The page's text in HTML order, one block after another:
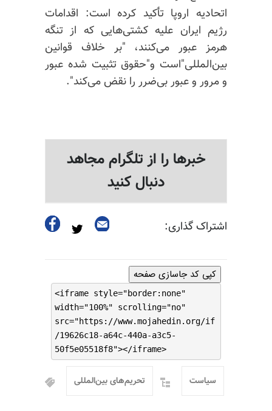
اتحادیه اروپا تأکید کرده است: اقدامات
رژیم ایران علیه کشتی‌هایی که از تنگه
هرمز عبور می‌کنند، "بر خلاف قوانین
بین‌المللی"است و"حقوق تثبیت شده عبور
و مرور و عبور بی‌ضرر را نقض می‌کند".
خبرها را از تلگرام مجاهد
دنبال کنید
اشتراک گذاری:
کپی کد جاسازی صفحه
<iframe style="border:none"
width="100%" scrolling="no"
src="https://www.mojahedin.org/if
/19626c18-a64c-440a-a3c5-
50f5e05518f8"></iframe>
تحریم‌های بین‌المللی سیاست